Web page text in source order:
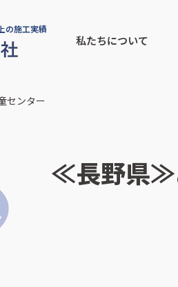
の施工実績
私たちについて
センター
≪長野県≫